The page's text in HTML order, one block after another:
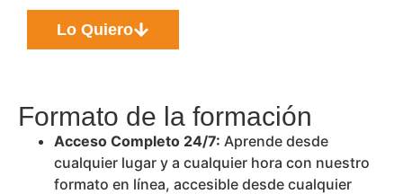
Lo Quiero
Formato de la formación
Acceso Completo 24/7: Aprende desde
cualquier lugar y a cualquier hora con nuestro
formato en línea, accesible desde cualquier